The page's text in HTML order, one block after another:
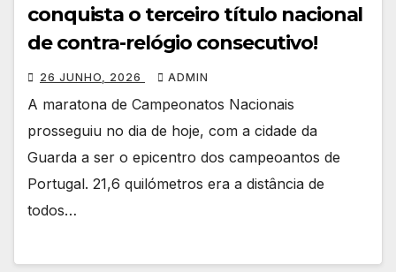
conquista o terceiro título nacional
de contra-relógio consecutivo!
26 JUNHO, 2026 ADMIN
A maratona de Campeonatos Nacionais
prosseguiu no dia de hoje, com a cidade da
Guarda a ser o epicentro dos campeoantos de
Portugal. 21,6 quilómetros era a distância de
todos…